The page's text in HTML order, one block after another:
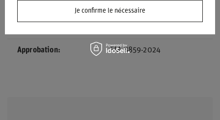
Approbation FIA 8859-2024
Je confirme le nécessaire